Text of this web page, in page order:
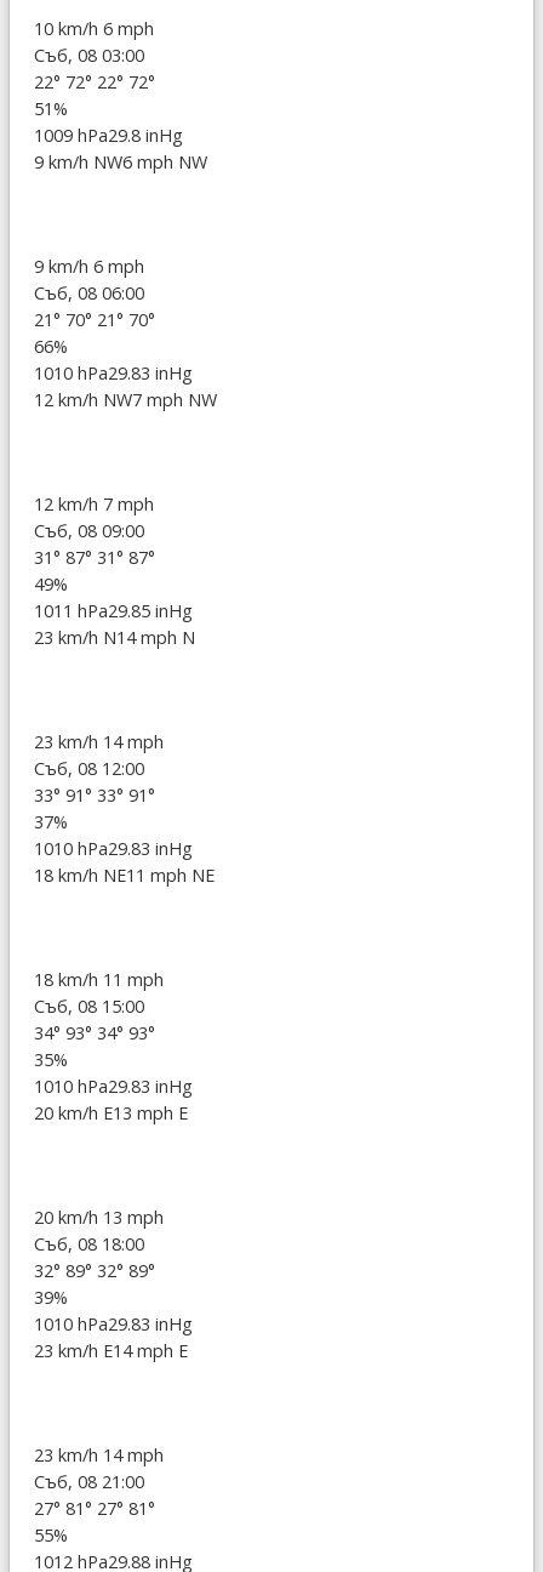
10 km/h 6 mph
Съб, 08 03:00
22° 72° 22° 72°
51%
1009 hPa29.8 inHg
9 km/h NW6 mph NW
9 km/h 6 mph
Съб, 08 06:00
21° 70° 21° 70°
66%
1010 hPa29.83 inHg
12 km/h NW7 mph NW
12 km/h 7 mph
Съб, 08 09:00
31° 87° 31° 87°
49%
1011 hPa29.85 inHg
23 km/h N14 mph N
23 km/h 14 mph
Съб, 08 12:00
33° 91° 33° 91°
37%
1010 hPa29.83 inHg
18 km/h NE11 mph NE
18 km/h 11 mph
Съб, 08 15:00
34° 93° 34° 93°
35%
1010 hPa29.83 inHg
20 km/h E13 mph E
20 km/h 13 mph
Съб, 08 18:00
32° 89° 32° 89°
39%
1010 hPa29.83 inHg
23 km/h E14 mph E
23 km/h 14 mph
Съб, 08 21:00
27° 81° 27° 81°
55%
1012 hPa29.88 inHg